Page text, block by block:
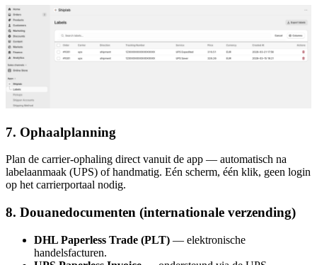
7. Ophaalplanning
Plan de carrier-ophaling direct vanuit de app — automatisch na
labelaanmaak (UPS) of handmatig. Eén scherm, één klik, geen login
op het carrierportaal nodig.
8. Douanedocumenten (internationale verzending)
DHL Paperless Trade (PLT) — elektronische
handelsfacturen.